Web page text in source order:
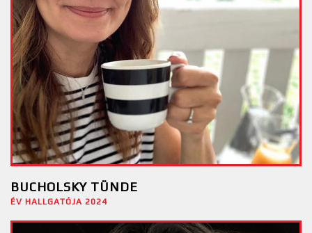
BUCHOLSKY TÜNDE
ÉV HALLGATÓJA 2024